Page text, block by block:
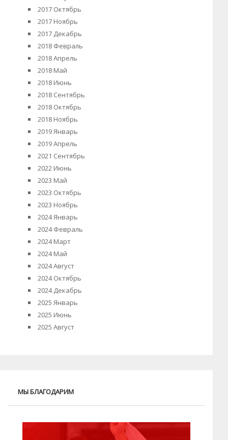
2017 Октябрь
2017 Ноябрь
2017 Декабрь
2018 Февраль
2018 Апрель
2018 Май
2018 Июнь
2018 Сентябрь
2018 Октябрь
2018 Ноябрь
2019 Январь
2019 Апрель
2021 Сентябрь
2022 Июнь
2023 Май
2023 Октябрь
2023 Ноябрь
2024 Январь
2024 Февраль
2024 Март
2024 Май
2024 Август
2024 Октябрь
2024 Декабрь
2025 Январь
2025 Июнь
2025 Август
МЫ БЛАГОДАРИМ